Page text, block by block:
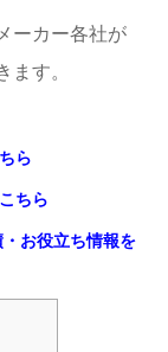
ーカー各社が
ます。
ら
ちら
お役立ち情報を